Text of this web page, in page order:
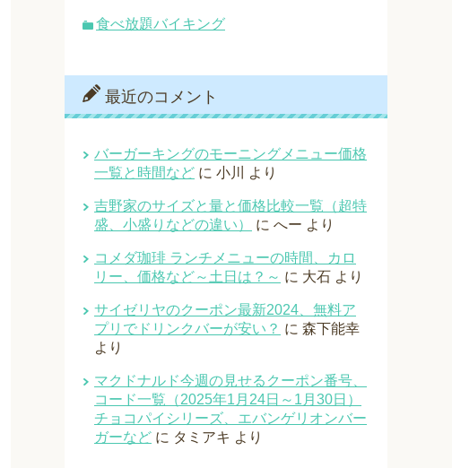
食べ放題バイキング
最近のコメント
バーガーキングのモーニングメニュー価格
一覧と時間など に 小川 より
吉野家のサイズと量と価格比較一覧（超特
盛、小盛りなどの違い）
に へー より
コメダ珈琲 ランチメニューの時間、カロ
リー、価格など～土日は？～ に 大石 より
サイゼリヤのクーポン最新2024、無料ア
プリでドリンクバーが安い？ に 森下能幸
より
マクドナルド今週の見せるクーポン番号、
コード一覧（2025年1月24日～1月30日）
チョコパイシリーズ、エバンゲリオンバー
ガーなど に タミアキ より